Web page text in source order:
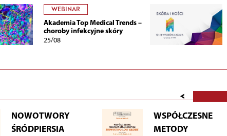
WEBINAR
Akademia Top Medical Trends –
choroby infekcyjne skóry
25/08
<
NOWOTWORY
ŚRÓDPIERSIA
WSPÓŁCZESNE
METODY